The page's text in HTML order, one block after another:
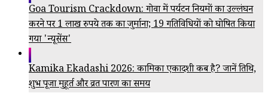
Goa Tourism Crackdown: गोवा में पर्यटन नियमों का उल्लंघन
करने पर 1 लाख रुपये तक का जुर्माना; 19 गतिविधियों को घोषित किया
गया 'न्यूसेंस'
Kamika Ekadashi 2026: कामिका एकादशी कब है? जानें तिथि,
शुभ पूजा मुहूर्त और व्रत पारण का समय